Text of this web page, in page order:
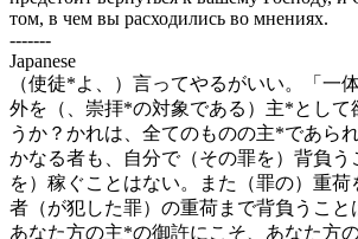
том, в чем вы расходились во мнениях.
-------
Japanese
（使徒*よ、）言ってやるがいい。「一
外を（、崇拝*の対象である）主*として
うか？かれは、全てのものの主*であら
かなる者も、自分で（その罪を）背負う
を）稼ぐことはない。また（罪の）重
者（が犯した罪）の重荷まで背負うこと
あなた方の主*の御許にこそ、あなた方